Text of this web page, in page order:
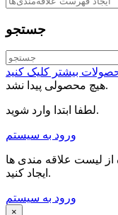
جستجو
هیچ محصولی پیدا نشد.
لطفا ابتدا وارد شوید.
ورود به سیستم
از لیست علاقه مندی ها
ایجاد کنید.
ورود به سیستم
×